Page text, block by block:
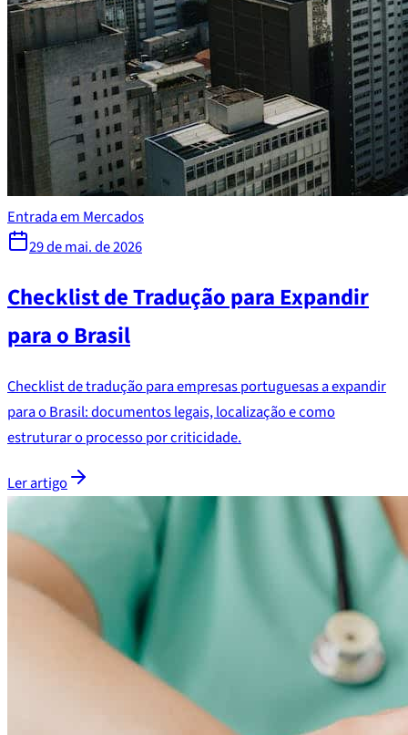
Entrada em Mercados
29 de mai. de 2026
Checklist de Tradução para Expandir
para o Brasil
Checklist de tradução para empresas portuguesas a expandir
para o Brasil: documentos legais, localização e como
estruturar o processo por criticidade.
Ler artigo